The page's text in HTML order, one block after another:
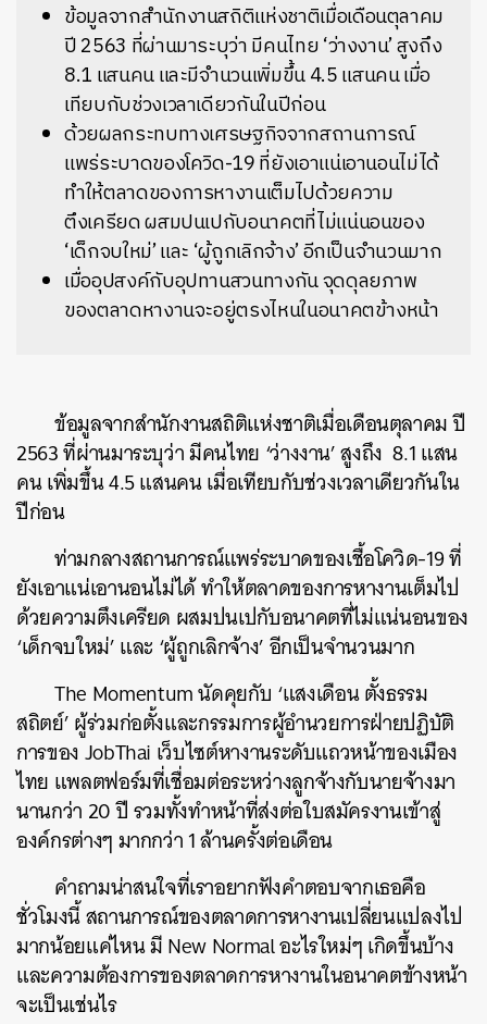
ข้อมูลจากสำนักงานสถิติแห่งชาติเมื่อเดือนตุลาคม
ปี 2563 ที่ผ่านมาระบุว่า มีคนไทย ‘ว่างงาน’ สูงถึง
8.1 แสนคน และมีจำนวนเพิ่มขึ้น4.5 แสนคน เมื่อ
เทียบกับช่วงเวลาเดียวกันในปีก่อน
ด้วยผลกระทบทางเศรษฐกิจจากสถานการณ์
แพร่ระบาดของโควิด-19 ที่ยังเอาแน่เอานอนไม่ได้
ทำให้ตลาดของการหางานเต็มไปด้วยความ
ตึงเครียด ผสมปนเปกับอนาคตที่ไม่แน่นอนของ
‘เด็กจบใหม่’ และ ‘ผู้ถูกเลิกจ้าง’ อีกเป็นจำนวนมาก
เมื่ออุปสงค์กับอุปทานสวนทางกัน จุดดุลยภาพ
ของตลาดหางานจะอยู่ตรงไหนในอนาคตข้างหน้า
ข้อมูลจากสำนักงานสถิติแห่งชาติเมื่อเดือนตุลาคม ปี
2563 ที่ผ่านมาระบุว่า มีคนไทย ‘ว่างงาน’ สูงถึง 8.1 แสน
คน เพิ่มขึ้น4.5 แสนคน เมื่อเทียบกับช่วงเวลาเดียวกันใน
ปีก่อน
ท่ามกลางสถานการณ์แพร่ระบาดของเชื้อโควิด-19 ที่
ยังเอาแน่เอานอนไม่ได้ ทำให้ตลาดของการหางานเต็มไป
ด้วยความตึงเครียด ผสมปนเปกับอนาคตที่ไม่แน่นอนของ
‘เด็กจบใหม่’ และ ‘ผู้ถูกเลิกจ้าง’ อีกเป็นจำนวนมาก
The Momentum นัดคุยกับ ‘แสงเดือน ตั้งธรรม
สถิตย์’ ผู้ร่วมก่อตั้งและกรรมการผู้อํานวยการฝ่ายปฏิบัติ
การของ JobThai เว็บไซต์หางานระดับแถวหน้าของเมือง
ไทย แพลตฟอร์มที่เชื่อมต่อระหว่างลูกจ้างกับนายจ้างมา
นานกว่า 20 ปี รวมทั้งทำหน้าที่ส่งต่อใบสมัครงานเข้าสู่
องค์กรต่างๆ มากกว่า 1 ล้านครั้งต่อเดือน
คำถามน่าสนใจที่เราอยากฟังคำตอบจากเธอคือ
ชั่วโมงนี้ สถานการณ์ของตลาดการหางานเปลี่ยนแปลงไป
มากน้อยแค่ไหน มี New Normal อะไรใหม่ๆ เกิดขึ้นบ้าง
และความต้องการของตลาดการหางานในอนาคตข้างหน้า
จะเป็นเช่นไร